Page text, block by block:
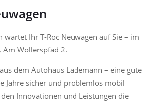
wartet Ihr T-Roc Neuwagen auf Sie – im
Am Wöllerspfad 2.
dem Autohaus Lademann – eine gute
Jahre sicher und problemlos mobil
Innovationen und Leistungen die